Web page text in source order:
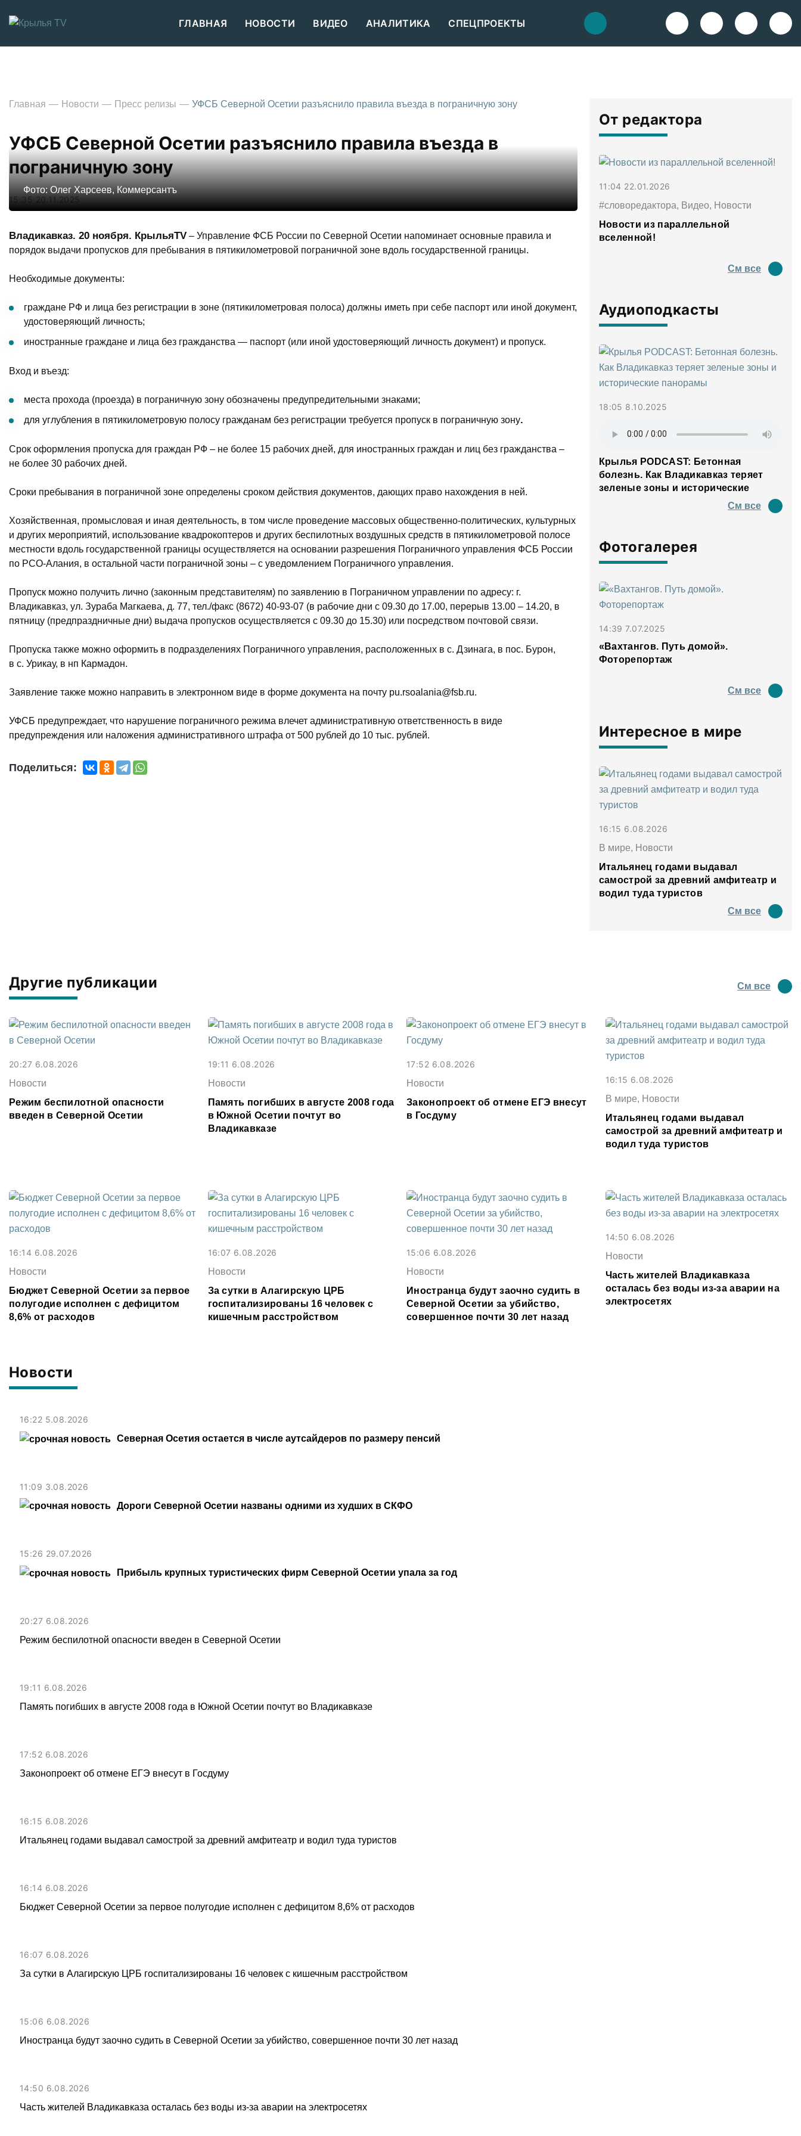
ГЛАВНАЯ НОВОСТИ ВИДЕО АНАЛИТИКА СПЕЦПРОЕКТЫ
Новости
16:22 5.08.2026
Северная Осетия остается в числе аутсайдеров по размеру пенсий
11:09 3.08.2026
Дороги Северной Осетии названы одними из худших в СКФО
15:26 29.07.2026
Прибыль крупных туристических фирм Северной Осетии упала за год
20:27 6.08.2026
Режим беспилотной опасности введен в Северной Осетии
19:11 6.08.2026
Память погибших в августе 2008 года в Южной Осетии почтут во Владикавказе
17:52 6.08.2026
Законопроект об отмене ЕГЭ внесут в Госдуму
16:15 6.08.2026
Итальянец годами выдавал самострой за древний амфитеатр и водил туда туристов
16:14 6.08.2026
Бюджет Северной Осетии за первое полугодие исполнен с дефицитом 8,6% от расходов
16:07 6.08.2026
За сутки в Алагирскую ЦРБ госпитализированы 16 человек с кишечным расстройством
15:06 6.08.2026
Иностранца будут заочно судить в Северной Осетии за убийство, совершенное почти 30 лет назад
14:50 6.08.2026
Часть жителей Владикавказа осталась без воды из-за аварии на электросетях
Главная Новости Пресс релизы УФСБ Северной Осетии разъяснило правила въезда в пограничную зону
УФСБ Северной Осетии разъяснило правила въезда в
пограничную зону
15:35 20.11.2025
Фото: Олег Харсеев, Коммерсантъ
Владикавказ. 20 ноября. КрыльяTV – Управление ФСБ России по Северной Осетии напоминает основные правила и
порядок выдачи пропусков для пребывания в пятикилометровой пограничной зоне вдоль государственной границы.
Необходимые документы:
граждане РФ и лица без регистрации в зоне (пятикилометровая полоса) должны иметь при себе паспорт или иной документ,
удостоверяющий личность;
иностранные граждане и лица без гражданства — паспорт (или иной удостоверяющий личность документ) и пропуск.
Вход и въезд:
места прохода (проезда) в пограничную зону обозначены предупредительными знаками;
для углубления в пятикилометровую полосу гражданам без регистрации требуется пропуск в пограничную зону.
Срок оформления пропуска для граждан РФ – не более 15 рабочих дней, для иностранных граждан и лиц без гражданства –
не более 30 рабочих дней.
Сроки пребывания в пограничной зоне определены сроком действия документов, дающих право нахождения в ней.
Хозяйственная, промысловая и иная деятельность, в том числе проведение массовых общественно-политических, культурных
и других мероприятий, использование квадрокоптеров и других беспилотных воздушных средств в пятикилометровой полосе
местности вдоль государственной границы осуществляется на основании разрешения Пограничного управления ФСБ России
по РСО-Алания, в остальной части пограничной зоны – с уведомлением Пограничного управления.
Пропуск можно получить лично (законным представителям) по заявлению в Пограничном управлении по адресу: г.
Владикавказ, ул. Зураба Магкаева, д. 77, тел./факс (8672) 40-93-07 (в рабочие дни с 09.30 до 17.00, перерыв 13.00 – 14.20, в
пятницу (предпраздничные дни) выдача пропусков осуществляется с 09.30 до 15.30) или посредством почтовой связи.
Пропуска также можно оформить в подразделениях Пограничного управления, расположенных в с. Дзинага, в пос. Бурон,
в с. Урикау, в нп Кармадон.
Заявление также можно направить в электронном виде в форме документа на почту pu.rsoalania@fsb.ru.
УФСБ предупреждает, что нарушение пограничного режима влечет административную ответственность в виде
предупреждения или наложения административного штрафа от 500 рублей до 10 тыс. рублей.
Поделиться:
От редактора
11:04 22.01.2026
#словоредактора, Видео, Новости
Новости из параллельной
вселенной!
См все
Аудиоподкасты
18:05 8.10.2025
Крылья PODCAST: Бетонная
болезнь. Как Владикавказ теряет
зеленые зоны и исторические
См все
Фотогалерея
14:39 7.07.2025
«Вахтангов. Путь домой».
Фоторепортаж
См все
Интересное в мире
16:15 6.08.2026
В мире, Новости
Итальянец годами выдавал
самострой за древний амфитеатр и
водил туда туристов
См все
Другие публикации См все
20:27 6.08.2026
Новости
Режим беспилотной опасности
введен в Северной Осетии
19:11 6.08.2026
Новости
Память погибших в августе 2008 года
в Южной Осетии почтут во
Владикавказе
17:52 6.08.2026
Новости
Законопроект об отмене ЕГЭ внесут
в Госдуму
16:15 6.08.2026
В мире, Новости
Итальянец годами выдавал
самострой за древний амфитеатр и
водил туда туристов
16:14 6.08.2026
Новости
Бюджет Северной Осетии за первое
полугодие исполнен с дефицитом
8,6% от расходов
16:07 6.08.2026
Новости
За сутки в Алагирскую ЦРБ
госпитализированы 16 человек с
кишечным расстройством
15:06 6.08.2026
Новости
Иностранца будут заочно судить в
Северной Осетии за убийство,
совершенное почти 30 лет назад
14:50 6.08.2026
Новости
Часть жителей Владикавказа
осталась без воды из-за аварии на
электросетях